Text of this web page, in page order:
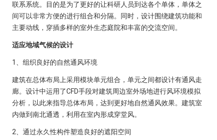
联系系统。目的是为了更好的让科研人员到达各个单体，单体之
间可以非常方便的进行组合和分隔。同时，设计围绕建筑功能和
主要动线，穿插多样的室外生态庭院和丰富的交流空间。
适应地域气候的设计
1、组织良好的自然通风环境
建筑在总体布局上采用模块单元组合，单元之间都设计有通风走
廊。设计中运用了CFD手段对建筑周边室外场地进行风环境模拟
分析，以此来指导总体布局，达到更好地自然通风效果。建筑室
内做到南北通透，利用在室内形成穿堂风。
2、通过永久性构件塑造良好的遮阳空间